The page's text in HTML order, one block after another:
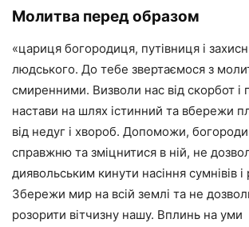
Молитва перед образом
«цариця богородиця, путівниця і
людського. До тебе звертаємося з
смиренними. Визволи нас від скорбот і
настави на шлях істинний та вбережи
від недуг і хвороб. Допоможи,
справжню та зміцнитися в ній, не
диявольським кинути насіння сумнівів і
Збережи мир на всій землі та не
розорити вітчизну нашу. Вплинь на уми